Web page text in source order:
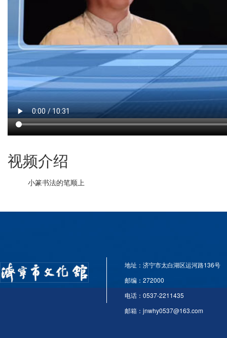
视频介绍
小篆书法的笔顺上
地址：济宁市太白湖区运河路136号
邮编：272000
电话：0537-2211435
邮箱：jnwhy0537@163.com